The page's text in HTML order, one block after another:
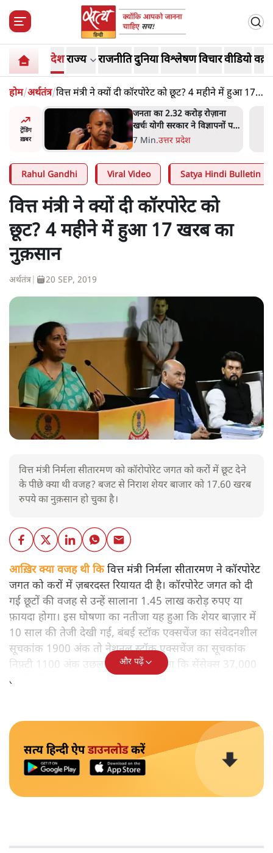
देशराज्य राजनीतिदुनियाविश्लेषणविचारवीडियो
होम/अर्थतंत्र/वित्त मंत्री ने क्यों दी कॉरपोरेट को छूट? 4 महीने में हुआ 17
खरब का नुक़सान
ट्रेंडिंग
ख़बर
पर
उलटबांसीः राष्ट्र के चरित्र की मरम्मत
जारी है
11 Min.व्यंग्य/उलटबाँसी
Rahul Gandhi Viral Video Satya Hindi Bulletin
वित्त मंत्री ने क्यों दी कॉरपोरेट को
छूट? 4 महीने में हुआ 17 खरब का
नुक़सान
अर्थतंत्र 20 SEP, 2019
वित्त मंत्री निर्मला सीतारमण को कॉरोपोरेट जगत को करोें में छूट देने
के पीछे क्या थी वजह? बजट से निराश शेयर बाजार को 17.60 खरब
रुपये का नुक़सान हो चुका है।
आख़िर क्या वजह थी किवित्त मंत्री निर्मला सीतारमण ने कॉरपोरेट
जगत को करों में ज़बरदस्त रियायत दी है। कॉरपोरेट जगत को दी
गई छूटों की वजह से उन्हें सालाना 1.45 लाख करोड़ रुपए या
फ़ायदा होगा। इस घोषणा का नतीजा यह हुआ कि शेयर बाज़ार में
10 साल की तेजी देखी गई, बंबई स्टॉक एक्सचेंज का संवेदनशील
सूचकांक 1900 अंक तो नेशनल स्टॉक एक्सचेंज का सूचकांक
निफ़्टी 1100 अंक उछला। नतीजा यह हुआ कि सेंसेक्स 37,000
तो निफ़्टी 11,000 अंक पार कर गया।
और पढ़ें
सत्य हिन्दी ऐपडाउनलोडकरें